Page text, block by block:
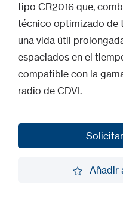
tipo CR2016 que,
técnico optimizado de
una vida útil
espaciados en el
compatible con la
radio de CDVI.
Añadir